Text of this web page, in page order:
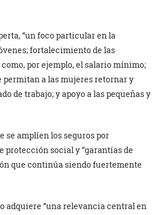
“un foco particular en la
fortalecimiento de las
por ejemplo, el salario mínimo;
permitan a las mujeres retornar y
de trabajo; y apoyo a las pequeñas y
se amplíen los seguros por
protección social y “garantías de
que continúa siendo fuertemente
adquiere “una relevancia central en